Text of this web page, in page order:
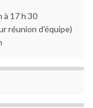
à 17 h 30
réunion d'équipe)